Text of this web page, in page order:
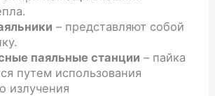
– представляют собой
паяльные станции – пайка
путем использования
излучения